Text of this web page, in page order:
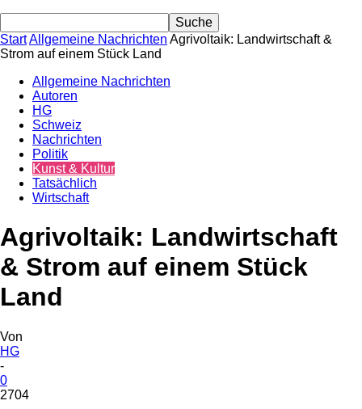
StartAllgemeine Nachrichten Agrivoltaik: Landwirtschaft &
Strom auf einem Stück Land
Allgemeine Nachrichten
Autoren
HG
Schweiz
Nachrichten
Politik
Kunst & Kultur
Tatsächlich
Wirtschaft
Agrivoltaik: Landwirtschaft
& Strom auf einem Stück
Land
Von
HG
-
0
2704